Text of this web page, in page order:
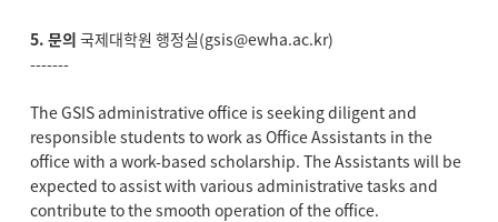
5. 문의 국제대학원 행정실(gsis@ewha.ac.kr)
-------
The GSIS administrative office is seeking diligent and
responsible students to work as Office Assistants in the
office with a work-based scholarship. The Assistants will be
expected to assist with various administrative tasks and
contribute to the smooth operation of the office.